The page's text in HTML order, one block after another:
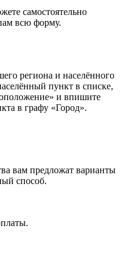
самостоятельно
всю форму.
региона и населённого
пункт в списке,
и впишите
в графу «Город».
вам предложат варианты
способ.